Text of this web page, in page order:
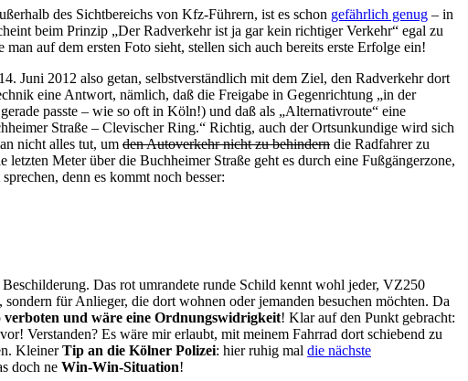
des Sichtbereichs von Kfz-Führern, ist es schon gefährlich genug – in
beim Prinzip „Der Radverkehr ist ja gar kein richtiger Verkehr“ egal zu
man auf dem ersten Foto sieht, stellen sich auch bereits erste Erfolge ein!
Juni 2012 also getan, selbstverständlich mit dem Ziel, den Radverkehr dort
eine Antwort, nämlich, daß die Freigabe in Gegenrichtung „in der
passte – wie so oft in Köln!) und daß als „Alternativroute“ eine
Straße – Clevischer Ring.“ Richtig, auch der Ortsunkundige wird sich
nicht alles tut, um den Autoverkehr nicht zu behindern die Radfahrer zu
letzten Meter über die Buchheimer Straße geht es durch eine Fußgängerzone,
denn es kommt noch besser:
Das rot umrandete runde Schild kennt wohl jeder, VZ250
für Anlieger, die dort wohnen oder jemanden besuchen möchten. Da
verboten und wäre eine Ordnungswidrigkeit! Klar auf den Punkt gebracht:
Verstanden? Es wäre mir erlaubt, mit meinem Fahrrad dort schiebend zu
KleinerTip an die Kölner Polizei: hier ruhig mal die nächste
doch ne Win-Win-Situation!